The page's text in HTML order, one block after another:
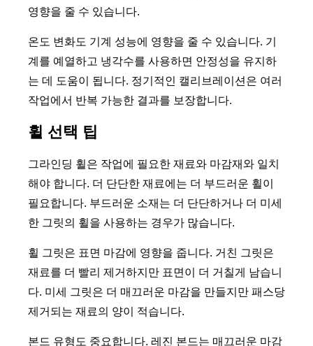
영향을 줄 수 있습니다.
온도 변화도 기계 성능에 영향을 줄 수 있습니다. 기
계를 예열하고 냉각수를 사용하면 안정성을 유지하
는 데 도움이 됩니다. 정기적인 캘리브레이션은 여러
작업에서 반복 가능한 결과를 보장합니다.
휠 선택 팁
그라인딩 휠은 작업에 필요한 재료와 마감재와 일치
해야 합니다. 더 단단한 재료에는 더 부드러운 휠이
필요합니다. 부드러운 소재는 더 단단하거나 더 미세
한 그릿의 휠을 사용하는 경우가 많습니다.
휠 그릿은 표면 마감에 영향을 줍니다. 거친 그릿은
재료를 더 빨리 제거하지만 표면이 더 거칠게 남습니
다. 미세 그릿은 더 매끄러운 마감을 만들지만 패스당
제거되는 재료의 양이 적습니다.
본드 유형도 중요합니다. 레진 본드는 매끄러운 마감